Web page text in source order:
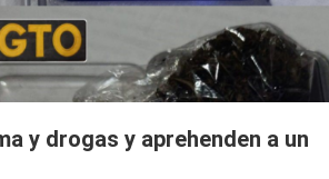
y drogas y aprehenden a un